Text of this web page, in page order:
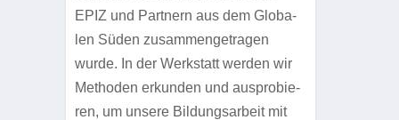
EPIZ und Part­nern aus dem Glo­ba­
len Süden zusam­men­ge­tra­gen
wurde. In der Werk­statt wer­den wir
Metho­den erkun­den und aus­pro­bie­
ren, um unsere Bil­dungs­ar­beit mit